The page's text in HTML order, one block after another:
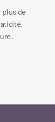
plus de